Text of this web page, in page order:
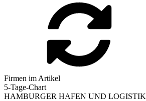
Firmen im Artikel
5-Tage-Chart
HAMBURGER HAFEN UND LOGISTIK